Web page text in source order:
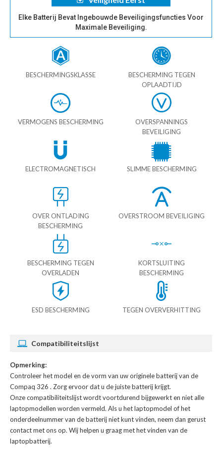
Elke Batterij Bevat Ingebouwde Beveiligingsfuncties Voor
Maximale Beveiliging.
BESCHERMINGSKLASSE
BESCHERMING TEGEN
OPLAADTIJD
VERMOGENS BESCHERMING
OVERSPANNINGS
BEVEILIGING
ELECTROMAGNETISCH SLIMME BESCHERMING
OVER ONTLADING
BESCHERMING
OVERSTROOM BEVEILIGING
BESCHERMING TEGEN
OVERLADEN
KORTSLUITING
BESCHERMING
ESD BESCHERMING TEGEN OVERVERHITTING
Compatibiliteitslijst
Opmerking:
Controleer het model en de vorm van uw originele batterij van de
Compaq 326 . Zorg ervoor dat u de juiste batterij krijgt.
Onze compatibiliteitslijst wordt voortdurend bijgewerkt en niet alle
laptopmodellen worden vermeld. Als u het laptopmodel of het
onderdeelnummer van de batterij niet kunt vinden, neem dan gerust
contact met ons op. Wij helpen u graag met het vinden van de
laptopbatterij.